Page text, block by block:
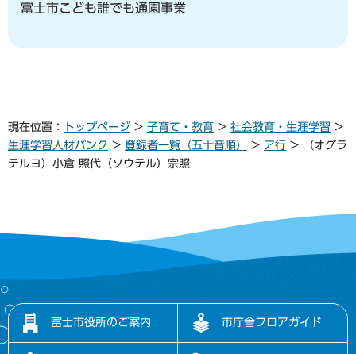
富士市こども誰でも通園事業
現在位置： トップページ > 子育て・教育 > 社会教育・生涯学習 >
生涯学習人材バンク > 登録者一覧（五十音順） > ア行 > （オグラ
テルヨ）小倉 照代（ソウテル）宗照
富士市役所のご案内 市庁舎フロアガイド